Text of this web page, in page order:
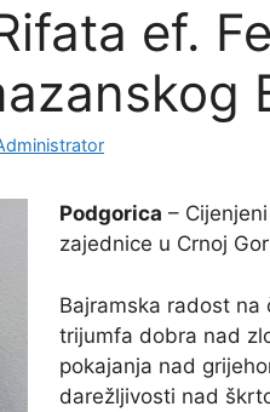
ef.
Podgorica –
zajednice u Crnoj
Bajramska radost na
trijumfa dobra nad
pokajanja nad
darežljivosti nad